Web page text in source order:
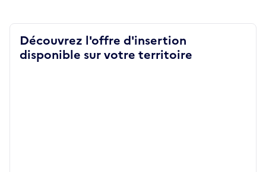
Découvrez l'offre d'insertion
disponible sur votre territoire